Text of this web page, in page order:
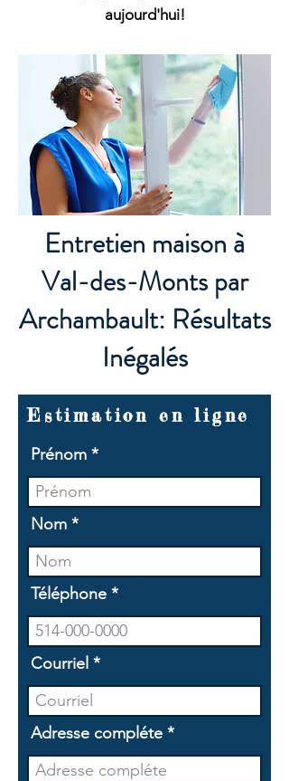
aujourd'hui!
Entretien maison à
Val-des-Monts par
Archambault: Résultats
Inégalés
Estimation en ligne
Prénom
Nom
Téléphone
Courriel
Adresse compléte